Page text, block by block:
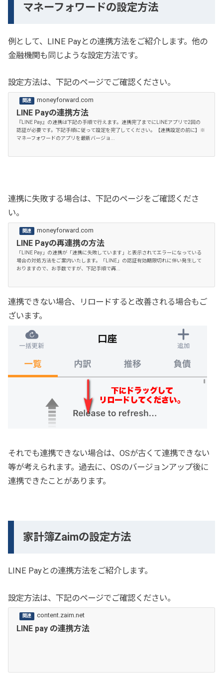
マネーフォワードの設定方法
例として、LINE Payとの連携方法をご紹介します。他の
金融機関も同じような設定方法です。
設定方法は、下記のページでご確認ください。
moneyforward.com
LINE Payの連携方法
『LINE Pay』の連携は下記の手順で行えます。連携完了までにLINEアプリで2回の
認証が必要です。下記手順に従って設定を完了してください。【連携設定の前に】※
マネーフォワードのアプリを最新バージョ...
連携に失敗する場合は、下記のページをご確認くださ
い。
moneyforward.com
LINE Payの再連携の方法
「LINE Pay」の連携が「連携に失敗しています」と表示されてエラーになっている
場合の対処方法をご案内いたします。「LINE」の認証有効期限切れに伴い発生して
おりますので、お手数ですが、下記手順で再...
連携できない場合、リロードすると改善される場合もご
ざいます。
それでも連携できない場合は、OSが古くて連携できない
等が考えられます。過去に、OSのバージョンアップ後に
連携できたことがあります。
家計簿Zaimの設定方法
LINE Payとの連携方法をご紹介します。
設定方法は、下記のページでご確認ください。
content.zaim.net
LINE pay の連携方法